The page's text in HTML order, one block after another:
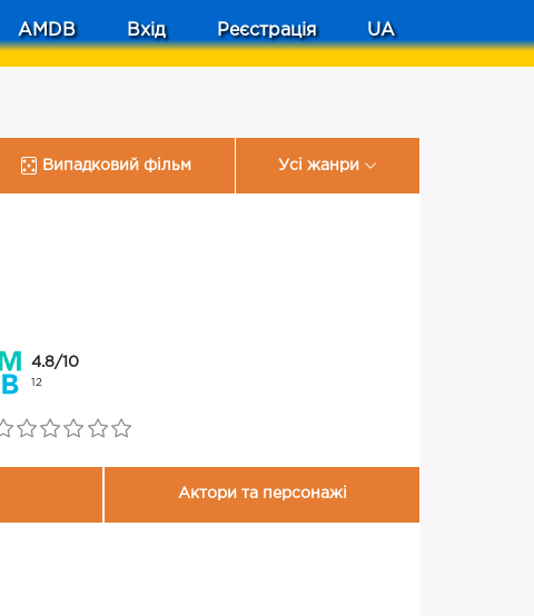
AMDB Вхід Реєстрація UA
Випадковий фільм Усі жанри
4.8/10
12
Актори та персонажі